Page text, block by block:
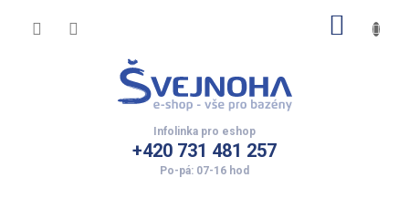
+420 731 481 257